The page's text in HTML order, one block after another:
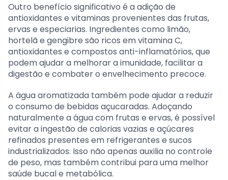
Outro benefício significativo é a adição de
antioxidantes e vitaminas provenientes das frutas,
ervas e especiarias. Ingredientes como limão,
hortelã e gengibre são ricos em vitamina C,
antioxidantes e compostos anti-inflamatórios, que
podem ajudar a melhorar a imunidade, facilitar a
digestão e combater o envelhecimento precoce.
A água aromatizada também pode ajudar a reduzir
o consumo de bebidas açucaradas. Adoçando
naturalmente a água com frutas e ervas, é possível
evitar a ingestão de calorias vazias e açúcares
refinados presentes em refrigerantes e sucos
industrializados. Isso não apenas auxilia no controle
de peso, mas também contribui para uma melhor
saúde bucal e metabólica.